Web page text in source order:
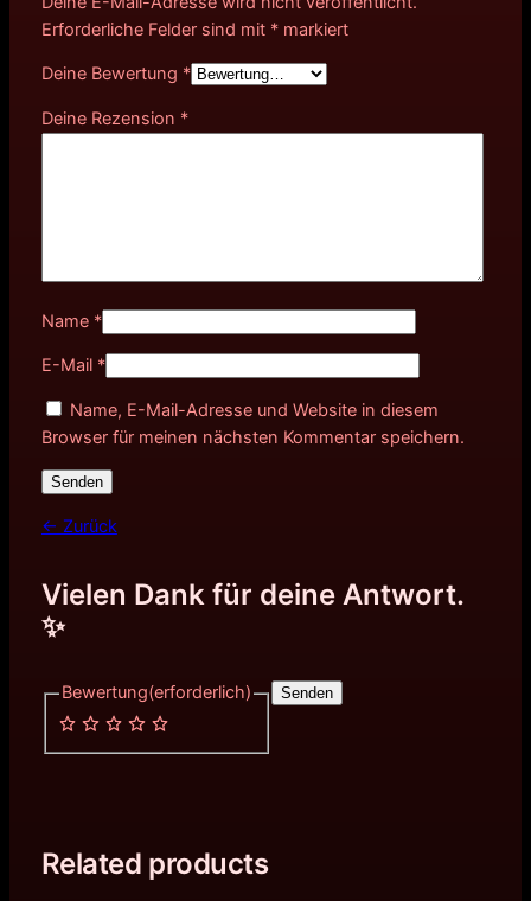
Erforderliche Felder sind mit *markiert
Deine Bewertung *
Deine Rezension *
Name *
E-Mail *
Name, E-Mail-Adresse und Website in diesem
Browser für meinen nächsten Kommentar speichern.
← Zurück
Vielen Dank für deine Antwort.
✨
Bewertung(erforderlich) Senden
Related products